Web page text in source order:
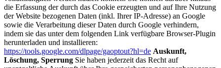
die Erfassung der durch das Cookie erzeugten und auf Ihre Nutzung
der Website bezogenen Daten (inkl. Ihrer IP-Adresse) an Google
sowie die Verarbeitung dieser Daten durch Google verhindern,
indem sie das unter dem folgenden Link verfügbare Browser-Plugin
herunterladen und installieren:
https://tools.google.com/dlpage/gaoptout?hl=de Auskunft,
Löschung, Sperrung Sie haben jederzeit das Recht auf